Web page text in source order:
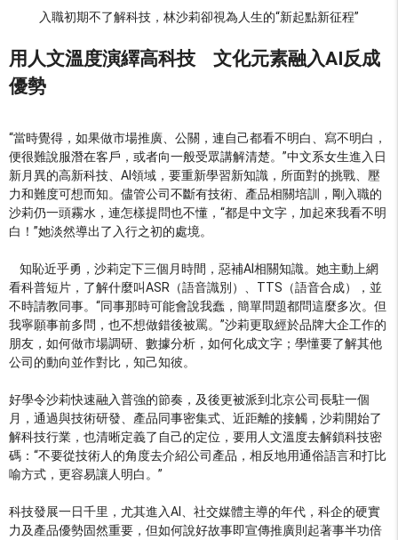
入職初期不了解科技，林沙莉卻視為人生的“新起點新征程”
用人文溫度演繹高科技 文化元素融入AI反成
優勢
“當時覺得，如果做市場推廣、公關，連自己都看不明白、寫不明白，
便很難說服潛在客戶，或者向一般受眾講解清楚。”中文系女生進入日
新月異的高新科技、AI領域，要重新學習新知識，所面對的挑戰、壓
力和難度可想而知。儘管公司不斷有技術、產品相關培訓，剛入職的
沙莉仍一頭霧水，連怎樣提問也不懂，“都是中文字，加起來我看不明
白！”她淡然導出了入行之初的處境。
知恥近乎勇，沙莉定下三個月時間，惡補AI相關知識。她主動上網
看科普短片，了解什麼叫ASR（語音識別）、TTS（語音合成），並
不時請教同事。“同事那時可能會說我蠢，簡單問題都問這麼多次。但
我寧願事前多問，也不想做錯後被罵。”沙莉更取經於品牌大企工作的
朋友，如何做市場調研、數據分析，如何化成文字；學懂要了解其他
公司的動向並作對比，知己知彼。
好學令沙莉快速融入普強的節奏，及後更被派到北京公司長駐一個
月，通過與技術研發、產品同事密集式、近距離的接觸，沙莉開始了
解科技行業，也清晰定義了自己的定位，要用人文溫度去解鎖科技密
碼：“不要從技術人的角度去介紹公司產品，相反地用通俗語言和打比
喻方式，更容易讓人明白。”
科技發展一日千里，尤其進入AI、社交媒體主導的年代，科企的硬實
力及產品優勢固然重要，但如何說好故事即宣傳推廣則起著事半功倍